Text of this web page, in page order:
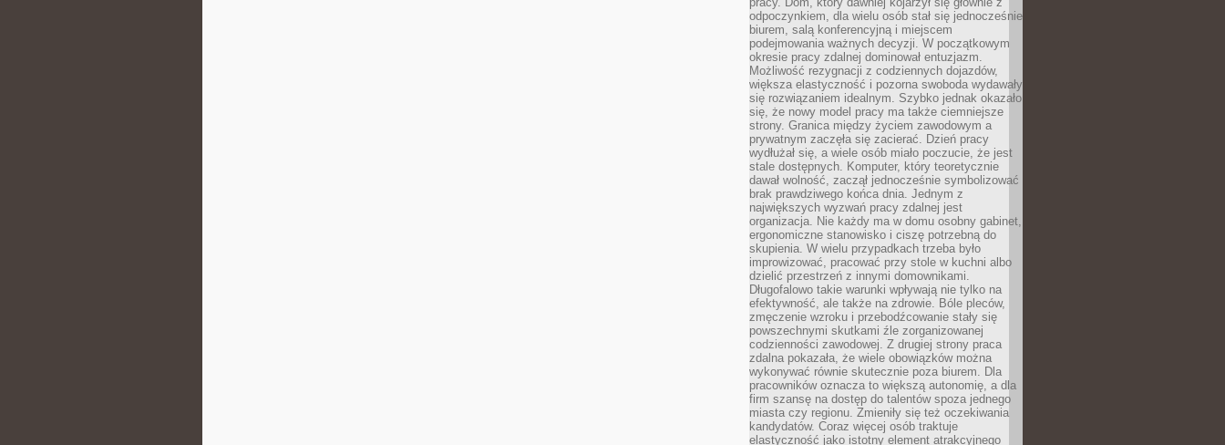
odpoczynkiem, dla wielu osób stał się jednocześnie
biurem, salą konferencyjną i miejscem
podejmowania ważnych decyzji. W początkowym
okresie pracy zdalnej dominował entuzjazm.
Możliwość rezygnacji z codziennych dojazdów,
większa elastyczność i pozorna swoboda wydawały
się rozwiązaniem idealnym. Szybko jednak okazało
się, że nowy model pracy ma także ciemniejsze
strony. Granica między życiem zawodowym a
prywatnym zaczęła się zacierać. Dzień pracy
wydłużał się, a wiele osób miało poczucie, że jest
stale dostępnych. Komputer, który teoretycznie
dawał wolność, zaczął jednocześnie symbolizować
brak prawdziwego końca dnia. Jednym z
największych wyzwań pracy zdalnej jest
organizacja. Nie każdy ma w domu osobny gabinet,
ergonomiczne stanowisko i ciszę potrzebną do
skupienia. W wielu przypadkach trzeba było
improwizować, pracować przy stole w kuchni albo
dzielić przestrzeń z innymi domownikami.
Długofalowo takie warunki wpływają nie tylko na
efektywność, ale także na zdrowie. Bóle pleców,
zmęczenie wzroku i przebodźcowanie stały się
powszechnymi skutkami źle zorganizowanej
codzienności zawodowej. Z drugiej strony praca
zdalna pokazała, że wiele obowiązków można
wykonywać równie skutecznie poza biurem. Dla
pracowników oznacza to większą autonomię, a dla
firm szansę na dostęp do talentów spoza jednego
miasta czy regionu. Zmieniły się też oczekiwania
kandydatów. Coraz więcej osób traktuje
elastyczność jako istotny element atrakcyjnego